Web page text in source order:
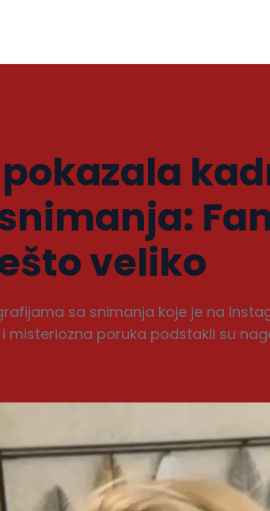
veliko
sa snimanja koje je na
misteriozna poruka podstakli su